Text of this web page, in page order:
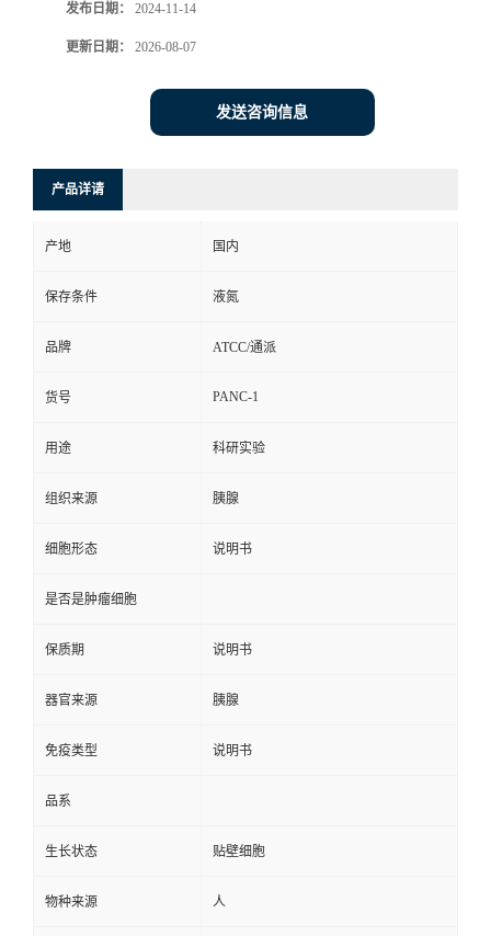
发布日期： 2024-11-14
更新日期： 2026-08-07
发送咨询信息
产品详请
产地 国内
保存条件 液氮
品牌 ATCC/通派
货号 PANC-1
用途 科研实验
组织来源 胰腺
细胞形态 说明书
是否是肿瘤细胞
保质期 说明书
器官来源 胰腺
免疫类型 说明书
品系
生长状态 贴壁细胞
物种来源 人